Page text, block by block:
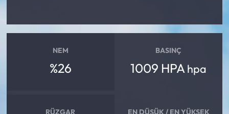
NEM
%26
BASINÇ
1009 HPA hpa
RÜZGAR EN DÜŞÜK / EN YÜKSEK